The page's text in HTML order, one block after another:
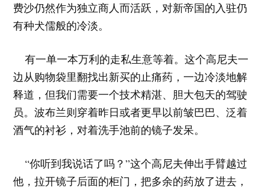
费沙仍然作为独立商人而活跃，对新帝国的入驻仍
有种犬儒般的冷淡。
有一单一本万利的走私生意等着。这个高尼夫一
边从购物袋里翻找出新买的止痛药，一边冷淡地解
释道，但我们需要一个技术精湛、胆大包天的驾驶
员。波布兰则穿着昨日或者更早以前皱巴巴、泛着
酒气的衬衫，对着洗手池前的镜子发呆。
“你听到我说话了吗？”这个高尼夫伸出手臂越过
他，拉开镜子后面的柜门，把多余的药放了进去，